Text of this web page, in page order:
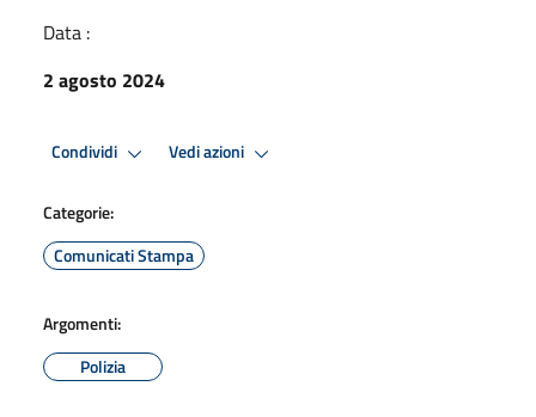
Data :
2 agosto 2024
Condividi Vedi azioni
Categorie:
Comunicati Stampa
Argomenti:
Polizia